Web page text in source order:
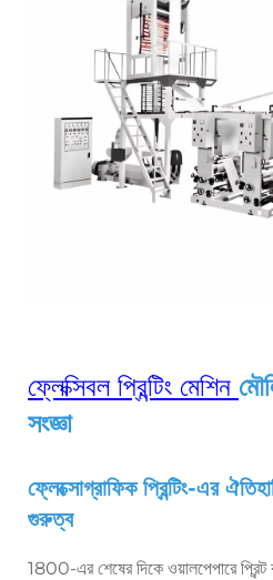
ফ্লেক্সিবল প্রিন্টিং মেশিন
সংজ্ঞা
ফ্লেক্সোগ্রাফিক প্রিন্টিং-এর
গুরুত্ব
1800-এর শেষের দিকে ওয়ালপেপারে প্রিন্ট